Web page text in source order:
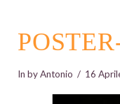
In by Antonio 16